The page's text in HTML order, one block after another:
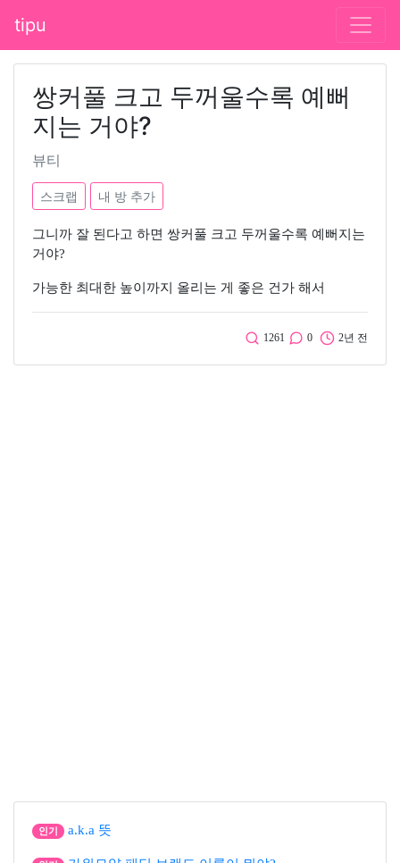
tipu
쌍커풀 크고 두꺼울수록 예뻐
지는 거야?
뷰티
스크랩 내 방 추가
그니까 잘 된다고 하면 쌍커풀 크고 두꺼울수록 예뻐지는
거야?
가능한 최대한 높이까지 올리는 게 좋은 건가 해서
1261 0 2년 전
인기 a.k.a 뜻